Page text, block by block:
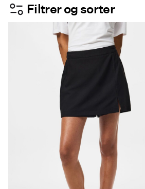
Filtrer og sorter